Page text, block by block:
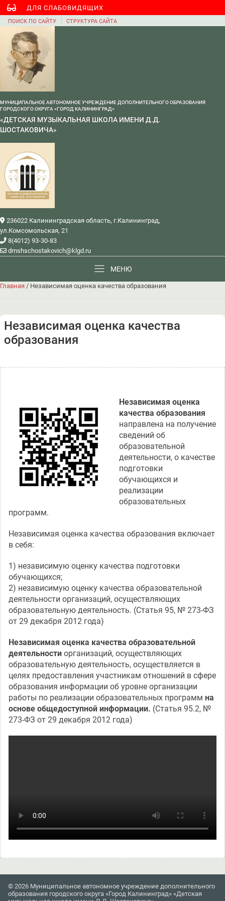
ПОИСК ПО САЙТУ СТРУКТУРА САЙТА
ДЛЯ СЛАБОВИДЯЩИХ
МУНИЦИПАЛЬНОЕ АВТОНОМНОЕ УЧРЕЖДЕНИЕ ДОПОЛНИТЕЛЬНОГО ОБРАЗОВАНИЯ
ГОРОДСКОГО ОКРУГА «ГОРОД КАЛИНИНГРАД»
«ДЕТСКАЯ МУЗЫКАЛЬНАЯ ШКОЛА ИМЕНИ Д.Д.
ШОСТАКОВИЧА»
236022 Калининградская область, г.Калининград,
ул.Комсомольская, 21
8(4012) 93-30-83
dmshschostakovich@klgd.ru
МЕНЮ
Главная / Независимая оценка качества образования
Независимая оценка качества
образования
Независимая оценка
качества образования
направлена на получение
сведений об
образовательной
деятельности, о качестве
подготовки
обучающихся и
реализации
образовательных
программ.
Независимая оценка качества образования включает
в себя:
1) независимую оценку качества подготовки
обучающихся;
2) независимую оценку качества образовательной
деятельности организаций, осуществляющих
образовательную деятельность. (Статья 95, № 273-ФЗ
от 29 декабря 2012 года)
Независимая оценка качества образовательной
деятельности организаций, осуществляющих
образовательную деятельность, осуществляется в
целях предоставления участникам отношений в сфере
образования информации об уровне организации
работы по реализации образовательных программ на
основе общедоступной информации. (Статья 95.2, №
273-ФЗ от 29 декабря 2012 года)
© 2026 Муниципальное автономное учреждение дополнительного
образования городского округа «Город Калининград» «Детская